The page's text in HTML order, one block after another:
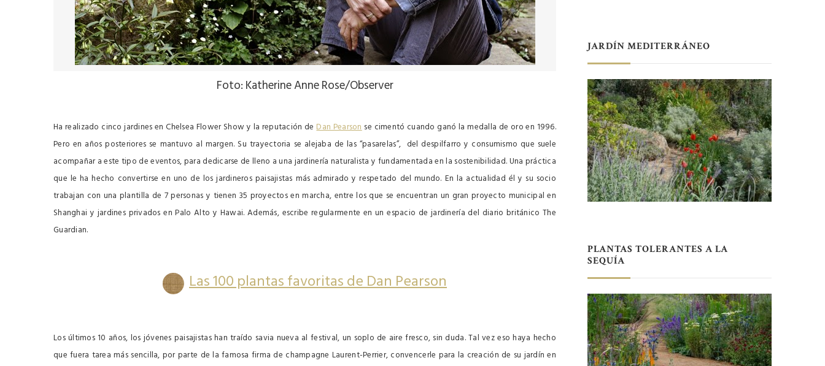
Foto: Katherine Anne Rose/Observer
Ha realizado cinco jardines en Chelsea Flower Show y la reputación deDan Pearsonse cimentó cuando ganó la medalla de oro en 1996.
Pero en años posteriores se mantuvo al margen. Su trayectoria se alejaba de las “pasarelas”, del despilfarro y consumismo que suele
acompañar a este tipo de eventos, para dedicarse de lleno a una jardinería naturalista y fundamentada en la sostenibilidad. Una práctica
que le ha hecho convertirse en uno de los jardineros paisajistas más admirado y respetado del mundo. En la actualidad él y su socio
trabajan con una plantilla de 7 personas y tienen 35 proyectos en marcha, entre los que se encuentran un gran proyecto municipal en
Shanghai y jardines privados en Palo Alto y Hawai. Además, escribe regularmente en un espacio de jardinería del diario británico The
Guardian.
Las 100 plantas favoritas de Dan Pearson
Los últimos 10 años, los jóvenes paisajistas han traído savia nueva al festival, un soplo de aire fresco, sin duda. Tal vez eso haya hecho
que fuera tarea más sencilla, por parte de la famosa firma de champagne Laurent-Perrier, convencerle para la creación de su jardín en
JARDÍN MEDITERRÁNEO
PLANTAS TOLERANTES A LA
SEQUÍA